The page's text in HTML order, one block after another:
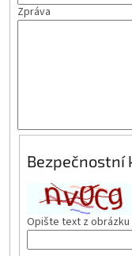
Zpráva
Bezpečnostní
Opište text z obrázku